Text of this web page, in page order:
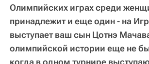
Олимпийских играх среди
принадлежит и еще один - на
выступает ваш сын Цотнэ
олимпийской истории еще не
когда в одном турнире